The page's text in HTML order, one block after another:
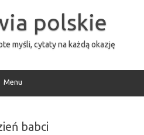
polskie
myśli, cytaty na każdą okazję
Menu
babci